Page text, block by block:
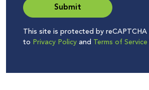
Submit
This site is protected by
to Privacy Policyand Terms of Service